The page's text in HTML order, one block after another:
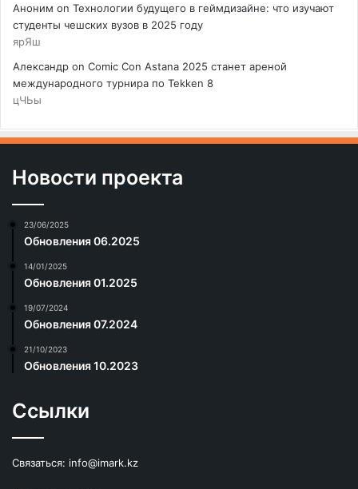
Аноним on Технологии будущего в геймдизайне: что изучают
студенты чешских вузов в 2025 году
ярЯш
Александр on Comic Con Astana 2025 станет ареной
международного турнира по Tekken 8
цЧЬы
Новости проекта
23/06/2025
Обновления 06.2025
14/01/2025
Обновления 01.2025
19/07/2024
Обновления 07.2024
21/10/2023
Обновления 10.2023
Ссылки
Связаться: info@imark.kz